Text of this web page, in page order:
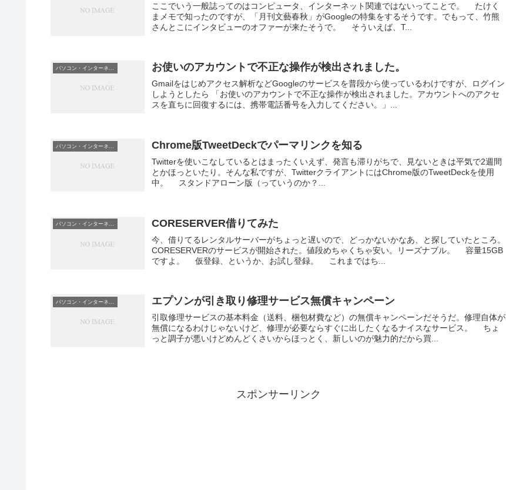
ここでいう一般誌ってのはコンピュータ、インターネット関連ではないってことで。 たけく
まメモで知ったのですが、「月刊文藝春秋」がGoogleの特集をするそうです。でもって、竹熊
さんとこにインタビューのオファーが来たそうで。 そういえば、T...
パソコン・インターネット お使いのアカウントで不正な操作が検出されました。
Gmailをはじめアクセス解析などGoogleのサービスを普段から使っているわけですが、ログイン
しようとしたら 「お使いのアカウントで不正な操作が検出されました。アカウントへのアクセ
スを直ちに回復するには、携帯電話番号を入力してください。」...
Chrome版TweetDeckでパーマリンクを知る
Twitterを使いこなしているとはまったくいえず、発言も滞りがちで、見ないときは平気で2週間
とかほっといたり。そんな私ですが、TwitterクライアントにはChrome版のTweetDeckを使用
中。 スタンドアローン版（っていうのか？...
パソコン・インターネット CORESERVER借りてみた
今、借りてるレンタルサーバーがちょっと遅いので、どっかないかなあ、と探していたところ。
CORESERVERのサービスが開始された。値段めちゃくちゃ安い。リーズナブル。 容量15GB
ですよ。 仮登録、というか、お試し登録。 これまではち...
エプソンが引き取り修理サービス無償キャンペーン
引取修理サービスの基本料金（送料、梱包材費など）の無償キャンペーンだそうだ。修理自体が
無償になるわけじゃないけど、修理が必要ならすぐに出したくなるナイスなサービス。 ちょ
っと調子が悪いけどめんどくさいからほっとく、新しいのが魅力的だから買...
スポンサーリンク